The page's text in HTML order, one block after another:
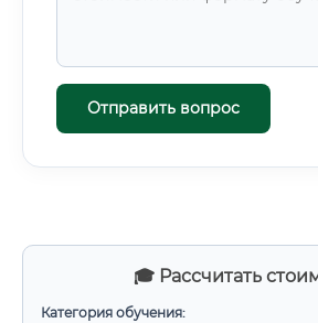
🎓 Рассчитать
Категория обучения:
Отправить вопрос